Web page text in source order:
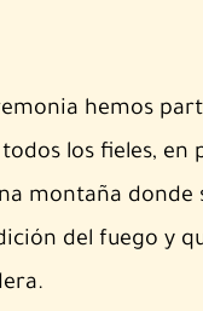
hemos
los fieles, en
montaña donde
del fuego y